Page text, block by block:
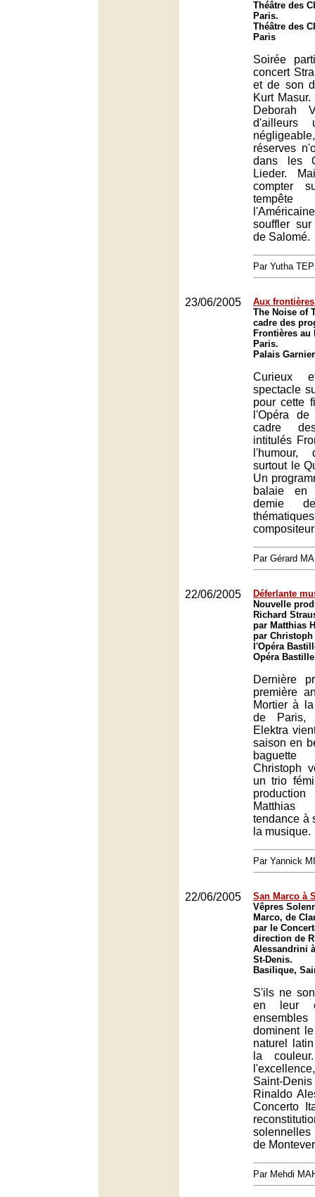
Théâtre des
Paris.
Théâtre des
Paris
Soirée
concert
et de son
Kurt
Deborah
d'ailleurs
réserves
dans les
Lieder.
compter
souffler
de Salomé.
Par Yutha TEP
23/06/2005
Aux
The Noise of
cadre des
Frontières au
Paris.
Palais
Curieux
spectacle
pour cette
l'Opéra
cadre
intitulés
surtout le
Un
balaie
demie
Par Gérard
22/06/2005
Déferlante
Nouvelle
Richard
par Matthias
par
l'Opéra
Opéra
Dernière
première
Mortier à
de Paris,
Elektra
saison en
baguette
Christoph
un trio
production
tendance à
la musique.
Par Yannick
22/06/2005
San Marco à
Vêpres
Marco, de
par le
direction de
Alessandrini
St-Denis.
Basilique,
S'ils ne
en leur
dominent
naturel
la
Saint-
Rinaldo
Concerto
de
Par Mehdi